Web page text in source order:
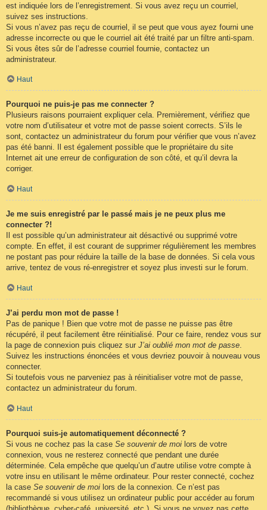
est indiquée lors de l’enregistrement. Si vous avez reçu un courriel,
suivez ses instructions.
Si vous n’avez pas reçu de courriel, il se peut que vous ayez fourni une
adresse incorrecte ou que le courriel ait été traité par un filtre anti-spam.
Si vous êtes sûr de l’adresse courriel fournie, contactez un
administrateur.
Haut
Pourquoi ne puis-je pas me connecter ?
Plusieurs raisons pourraient expliquer cela. Premièrement, vérifiez que
votre nom d’utilisateur et votre mot de passe soient corrects. S’ils le
sont, contactez un administrateur du forum pour vérifier que vous n’avez
pas été banni. Il est également possible que le propriétaire du site
Internet ait une erreur de configuration de son côté, et qu’il devra la
corriger.
Haut
Je me suis enregistré par le passé mais je ne peux plus me
connecter ?!
Il est possible qu’un administrateur ait désactivé ou supprimé votre
compte. En effet, il est courant de supprimer régulièrement les membres
ne postant pas pour réduire la taille de la base de données. Si cela vous
arrive, tentez de vous ré-enregistrer et soyez plus investi sur le forum.
Haut
J’ai perdu mon mot de passe !
Pas de panique ! Bien que votre mot de passe ne puisse pas être
récupéré, il peut facilement être réinitialisé. Pour ce faire, rendez vous sur
la page de connexion puis cliquez sur J’ai oublié mon mot de passe.
Suivez les instructions énoncées et vous devriez pouvoir à nouveau vous
connecter.
Si toutefois vous ne parveniez pas à réinitialiser votre mot de passe,
contactez un administrateur du forum.
Haut
Pourquoi suis-je automatiquement déconnecté ?
Si vous ne cochez pas la case Se souvenir de moi lors de votre
connexion, vous ne resterez connecté que pendant une durée
déterminée. Cela empêche que quelqu’un d’autre utilise votre compte à
votre insu en utilisant le même ordinateur. Pour rester connecté, cochez
la case Se souvenir de moi lors de la connexion. Ce n’est pas
recommandé si vous utilisez un ordinateur public pour accéder au forum